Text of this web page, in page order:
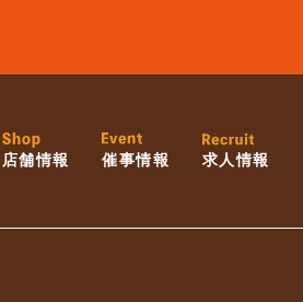
店舗情報 催事情報 求人情報